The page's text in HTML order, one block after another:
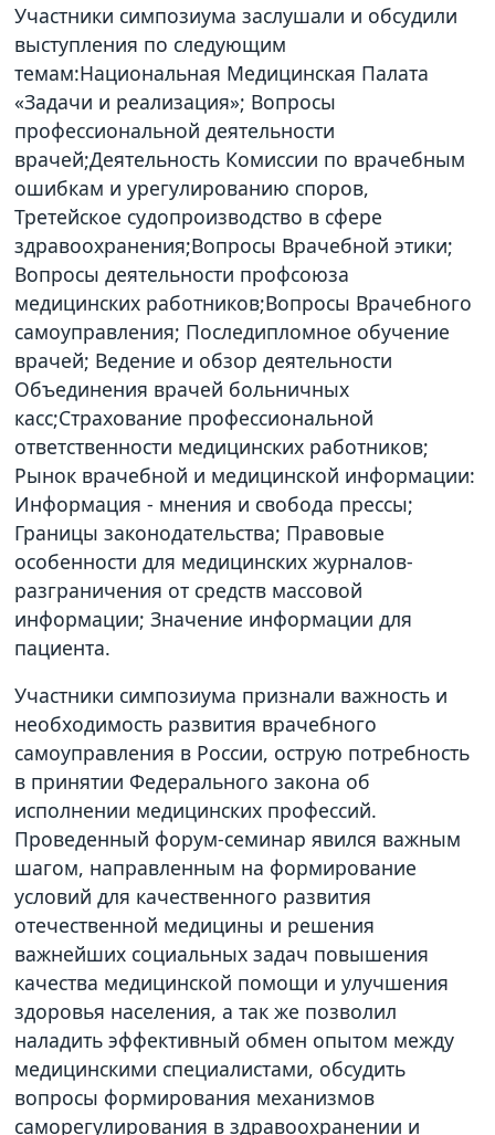
Участники симпозиума заслушали и обсудили
выступления по следующим
темам:Национальная Медицинская Палата
«Задачи и реализация»; Вопросы
профессиональной деятельности
врачей;Деятельность Комиссии по врачебным
ошибкам и урегулированию споров,
Третейское судопроизводство в сфере
здравоохранения;Вопросы Врачебной этики;
Вопросы деятельности профсоюза
медицинских работников;Вопросы Врачебного
самоуправления; Последипломное обучение
врачей; Ведение и обзор деятельности
Объединения врачей больничных
касс;Страхование профессиональной
ответственности медицинских работников;
Рынок врачебной и медицинской информации:
Информация - мнения и свобода прессы;
Границы законодательства; Правовые
особенности для медицинских журналов-
разграничения от средств массовой
информации; Значение информации для
пациента.
Участники симпозиума признали важность и
необходимость развития врачебного
самоуправления в России, острую потребность
в принятии Федерального закона об
исполнении медицинских профессий.
Проведенный форум-семинар явился важным
шагом, направленным на формирование
условий для качественного развития
отечественной медицины и решения
важнейших социальных задач повышения
качества медицинской помощи и улучшения
здоровья населения, а так же позволил
наладить эффективный обмен опытом между
медицинскими специалистами, обсудить
вопросы формирования механизмов
саморегулирования в здравоохранении и